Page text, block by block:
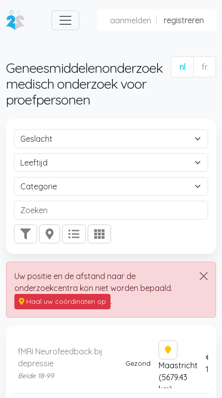
aanmelden registreren
nl fr
Geneesmiddelenonderzoek
medisch onderzoek voor
proefpersonen
Uw positie en de afstand naar de
onderzoekcentra kon niet worden bepaald.
Haal uw coördinaten op .
fMRI Neurofeedback bij
depressie
Beide 18-99
Gezond
Maastricht
(5679.43
km)
€
160